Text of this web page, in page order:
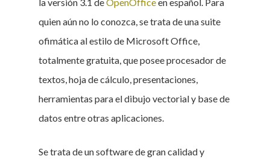
quien aún no lo conozca, se trata de una suite
ofimática al estilo de Microsoft Office,
totalmente gratuita, que posee procesador de
textos, hoja de cálculo, presentaciones,
herramientas para el dibujo vectorial y base de
datos entre otras aplicaciones.
Se trata de un software de gran calidad y